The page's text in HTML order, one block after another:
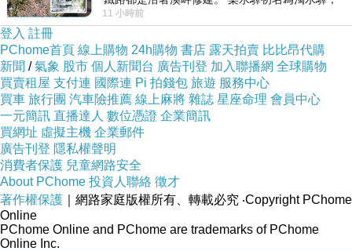
但因與臺鐵集集線車站同名，於1953
11 小時前
登入 註冊
PChome首頁 線上購物 24h購物 書店 露天拍賣 比比昂代購
新聞 /氣象 股市 個人新聞台 廣告刊登 加入聯播網 全球購物
買賣租屋 支付連 國際連 Pi 拍錢包 旅遊 服務中心
買車 旅行團 汽車險推薦 線上麻將 雜誌 星座命理 會員中心
一元簡訊 直播達人 數位憑證 企業簡訊
買網址 虛擬主機 企業郵件
廣告刊登 隱私權聲明
消費者保護 兒童網路安全
About PChome 投資人聯絡 徵才
著作權保護 ｜網路家庭版權所有、轉載必究 ‧Copyright PChome
Online
PChome Online and PChome are trademarks of PChome
Online Inc.